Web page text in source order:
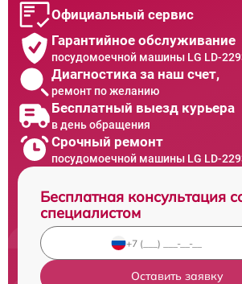
Официальный сервис
Гарантийное обслуживание
посудомоечной машины LG LD-
Диагностика за наш счет,
ремонт по желанию
Бесплатный выезд курьера
в день обращения
Срочный ремонт
посудомоечной машины LG LD-
Бесплатная консультация
специалистом
Оставить заявку